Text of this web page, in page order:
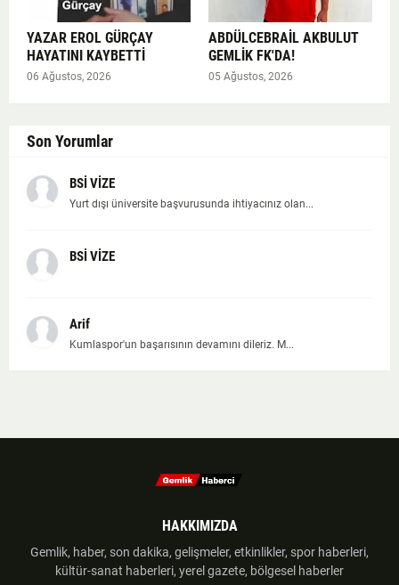
YAZAR EROL GÜRÇAY
HAYATINI KAYBETTİ
06 Ağustos, 2026
ABDÜLCEBRAİL AKBULUT
GEMLİK FK'DA!
05 Ağustos, 2026
Son Yorumlar
BSİ VİZE
Yurt dışı üniversite başvurusunda ihtiyacınız olan...
BSİ VİZE
Arif
Kumlaspor'un başarısının devamını dileriz. M...
HAKKIMIZDA
Gemlik, haber, son dakika, gelişmeler, etkinlikler, spor haberleri,
kültür-sanat haberleri, yerel gazete, bölgesel haberler